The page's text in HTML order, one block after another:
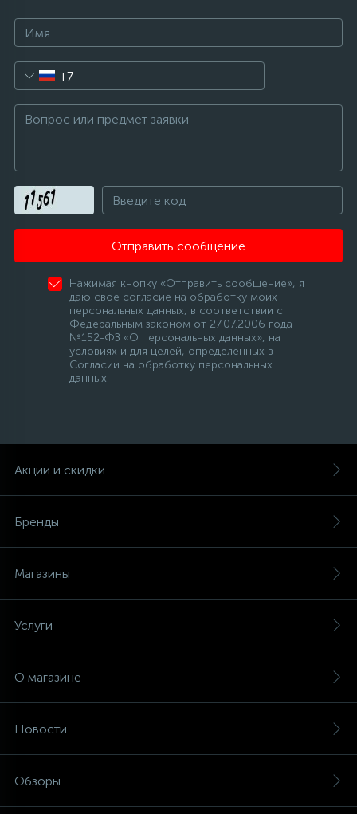
+7
Отправить сообщение
Нажимая кнопку «Отправить сообщение», я
даю свое согласие на обработку моих
персональных данных, в соответствии с
Федеральным законом от 27.07.2006 года
№152-ФЗ «О персональных данных», на
условиях и для целей, определенных в
Согласии на обработку персональных
данных
Акции и скидки
Бренды
Магазины
Услуги
О магазине
Новости
Обзоры